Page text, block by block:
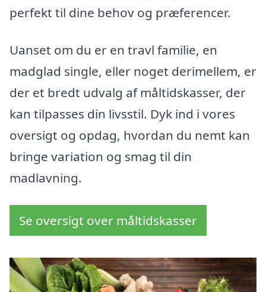
perfekt til dine behov og præferencer.
Uanset om du er en travl familie, en
madglad single, eller noget derimellem, er
der et bredt udvalg af måltidskasser, der
kan tilpasses din livsstil. Dyk ind i vores
oversigt og opdag, hvordan du nemt kan
bringe variation og smag til din
madlavning.
Se oversigt over måltidskasser